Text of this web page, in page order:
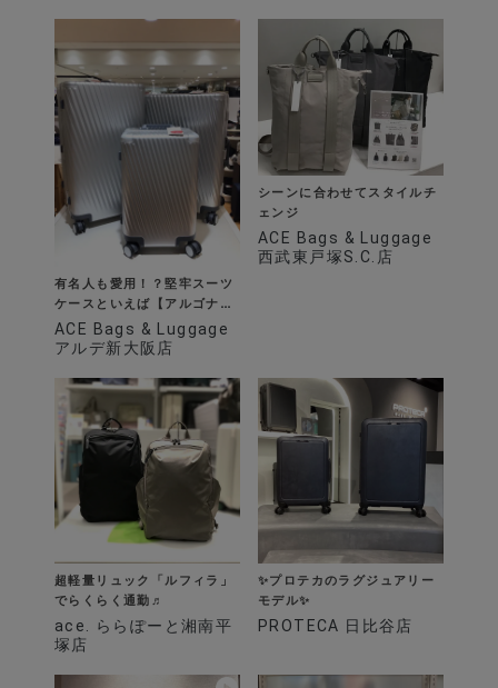
有名人も愛用！？堅牢スーツ
ケースといえば【アルゴナム
3F】
ACE Bags & Luggage
アルデ新大阪店
シーンに合わせてスタイルチ
ェンジ
ACE Bags & Luggage
西武東戸塚S.C.店
超軽量リュック「ルフィラ」
でらくらく通勤♬
ace. ららぽーと湘南平
塚店
✨プロテカのラグジュアリー
モデル✨
PROTECA 日比谷店